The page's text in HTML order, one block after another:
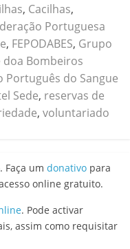
, Cacilhas,
Portuguesa
, FEPODABES, Grupo
doa Bombeiros
Português do Sangue
Sede, reservas de
, voluntariado
Faça um donativo para
online gratuito.
. Pode activar
assim como requisitar